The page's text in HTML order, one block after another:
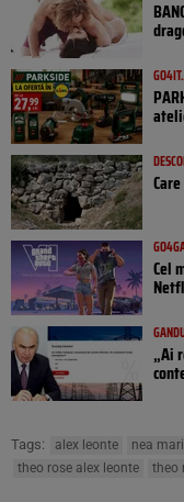
Cel
„Ai
Tags: alex leonte nea
theo rose alex leonte
theo